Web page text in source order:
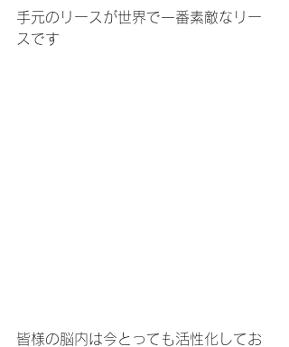
手元のリースが世界で一番素敵なリー
スです
皆様の脳内は今とっても活性化してお